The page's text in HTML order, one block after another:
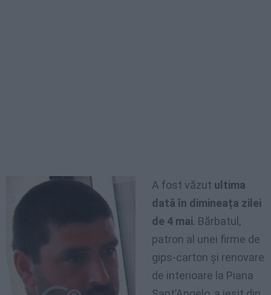
A fost văzut ultima
dată în dimineața zilei
de 4 mai. Bărbatul,
patron al unei firme de
gips-carton și renovare
de interioare la Piana